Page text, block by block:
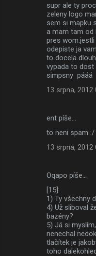
supr ale ty
zeleny logo
sem si mapku
a mam tam od
pres
odepiste ja
to docela
vypada to dost
simpsny pááá
13 srpna, 2012
ent píše…
to neni spam :/
13 srpna, 2012
Oqapo píše…
[15]:
1) Ty všechny
4) Už sliboval
bazény?
5) Já si
nenechal
tlačítek je
toho